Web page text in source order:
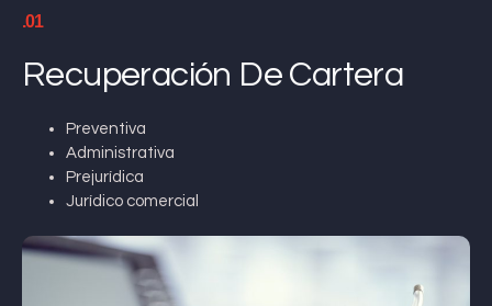
.01
Recuperación De Cartera
Preventiva
Administrativa
Prejurídica
Jurídico comercial